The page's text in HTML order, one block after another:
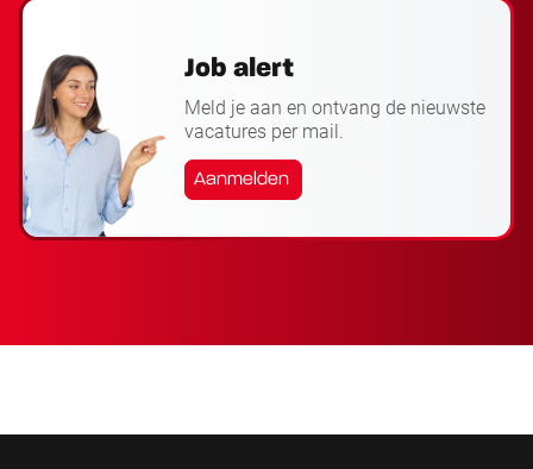
Job alert
Meld je aan en ontvang de nieuwste
vacatures per mail.
Aanmelden